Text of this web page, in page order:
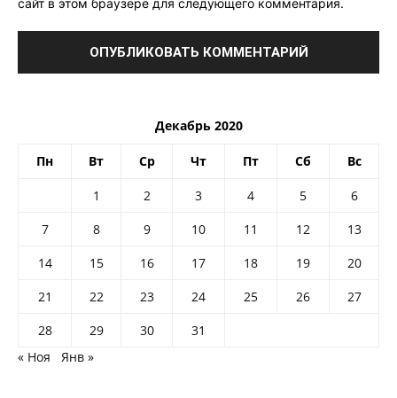
сайт в этом браузере для следующего комментария.
Декабрь 2020
Пн Вт Ср Чт Пт Сб Вс
1 2 3 4 5
6
7
8 9 10 11 12
13
14
15 16 17 18 19
20
21
22 23 24 25 26
27
28
29 30
31
« Ноя
Янв »